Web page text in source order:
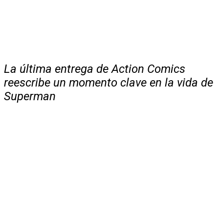
La última entrega de Action Comics
reescribe un momento clave en la vida de
Superman